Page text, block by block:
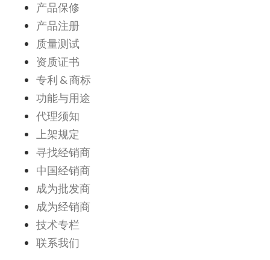
产品保修
产品注册
质量测试
资质证书
专利 & 商标
功能与用途
代理须知
上架规定
寻找经销商
中国经销商
成为批发商
成为经销商
技术专栏
联系我们